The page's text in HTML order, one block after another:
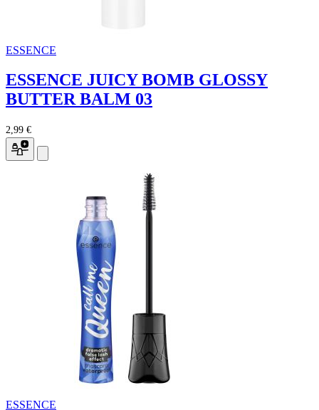
ESSENCE
ESSENCE JUICY BOMB GLOSSY
BUTTER BALM 03
2,99 €
ESSENCE